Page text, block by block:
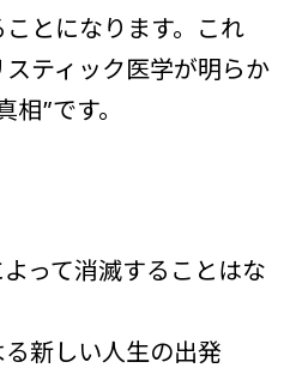
ことになります。これ
ティック医学が明らか
相”です。
って消滅することはな
る新しい人生の出発